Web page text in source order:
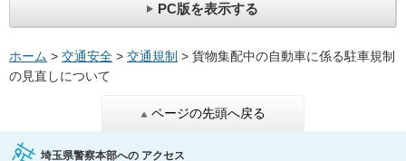
PC版を表示する
ホーム > 交通安全 > 交通規制 > 貨物集配中の自動車に係る駐車規制
の見直しについて
ページの先頭へ戻る
埼玉県警察本部への アクセス